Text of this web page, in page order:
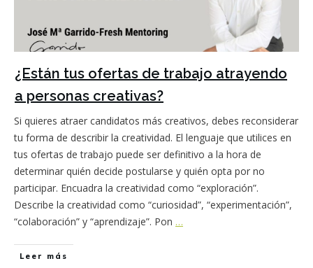
¿Están tus ofertas de trabajo atrayendo
a personas creativas?
Si quieres atraer candidatos más creativos, debes reconsiderar
tu forma de describir la creatividad. El lenguaje que utilices en
tus ofertas de trabajo puede ser definitivo a la hora de
determinar quién decide postularse y quién opta por no
participar. Encuadra la creatividad como “exploración”.
Describe la creatividad como “curiosidad”, “experimentación”,
“colaboración” y “aprendizaje”. Pon …
Leer más